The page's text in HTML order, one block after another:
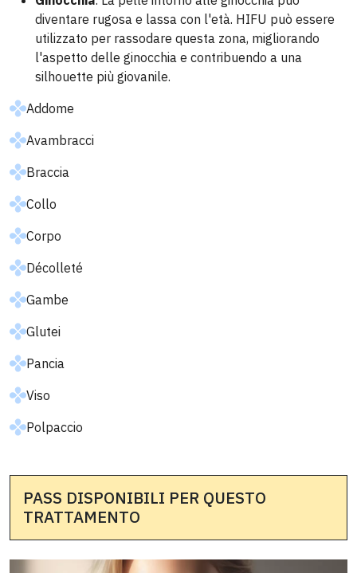
diventare rugosa e lassa con l'età. HIFU può essere
utilizzato per rassodare questa zona, migliorando
l'aspetto delle ginocchia e contribuendo a una
silhouette più giovanile.
Addome
Avambracci
Braccia
Collo
Corpo
Décolleté
Gambe
Glutei
Pancia
Viso
Polpaccio
PASS DISPONIBILI PER QUESTO
TRATTAMENTO